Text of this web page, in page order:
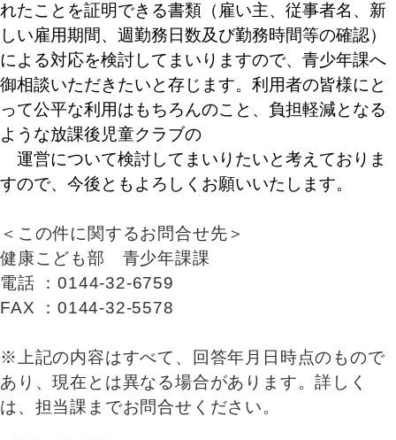
れたことを証明できる書類（雇い主、従事者名、新
しい雇用期間、週勤務日数及び勤務時間等の確認）
による対応を検討してまいりますので、青少年課へ
御相談いただきたいと存じます。利用者の皆様にと
って公平な利用はもちろんのこと、負担軽減となる
ような放課後児童クラブの
運営について検討してまいりたいと考えておりま
すので、今後ともよろしくお願いいたします。
＜この件に関するお問合せ先＞
健康こども部 青少年課課
電話 ：0144-32-6759
FAX ：0144-32-5578
※上記の内容はすべて、回答年月日時点のもので
あり、現在とは異なる場合があります。詳しく
は、担当課までお問合せください。